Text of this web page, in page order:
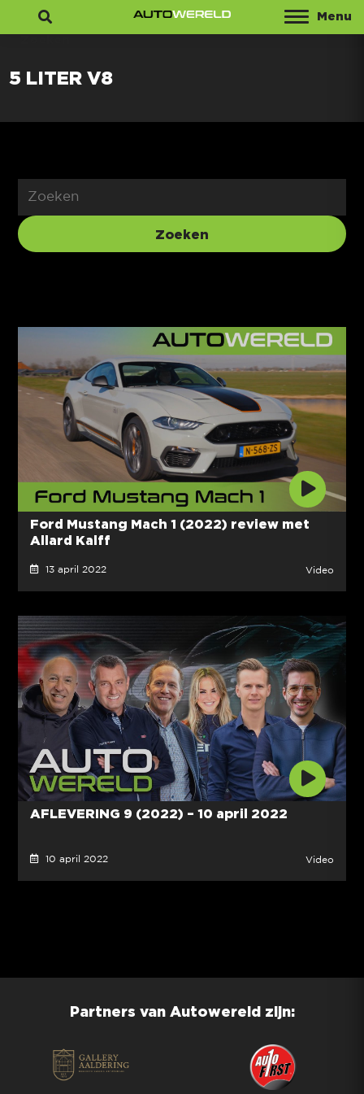
Menu
5 LITER V8
Ford Mustang Mach 1 (2022) review met
Allard Kalff
13 april 2022 Video
AFLEVERING 9 (2022) – 10 april 2022
10 april 2022 Video
Partners van Autowereld zijn: